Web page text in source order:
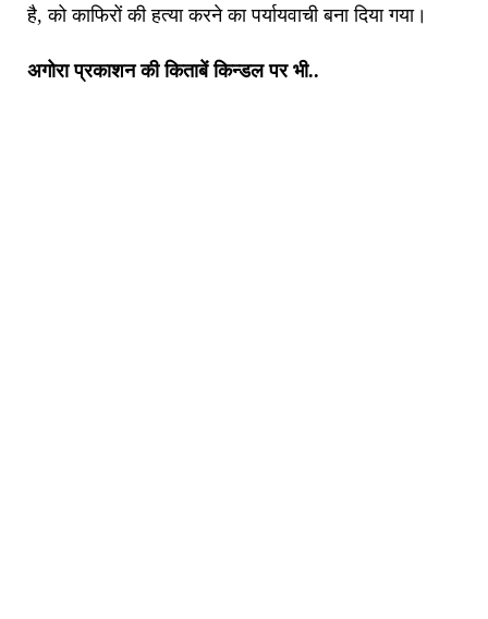
है, को काफिरों की हत्या करने का पर्यायवाची बना दिया गया।
अगोरा प्रकाशन की किताबें किन्डल पर भी..